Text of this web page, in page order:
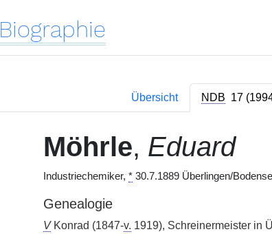
Biographie
Übersicht NDB 17
Möhrle, Eduard
Industriechemiker, *30.7.1889 Überlingen/
Genealogie
VKonrad (1847-v. 1919), Schreinermeister in